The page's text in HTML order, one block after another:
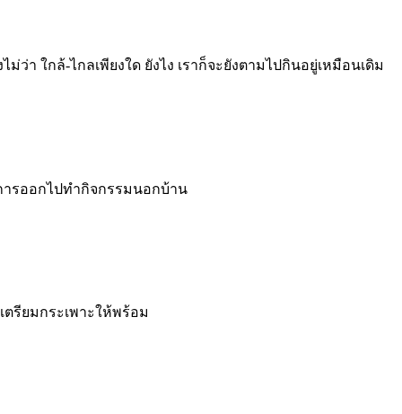
า ใกล้-ไกลเพียงใด ยังไง เราก็จะยังตามไปกินอยู่เหมือนเดิม
ารออกไปทำกิจกรรมนอกบ้าน
รียมกระเพาะให้พร้อม